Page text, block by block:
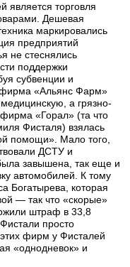
торговля
Дешевая
маркировались
предприятий
не стеснялись
поддержки
субвенции и
фирма «Альянс Фарм»
а грязно-
«Горал» (та что
Фисталя) взялась
помощи». Мало того,
ДСТУ и
завышена, так еще и
автомобилей. К тому
Богатырева, которая
— так что «скорые»
штраф в 33,8
просто
фирм у Фисталей
«однодневок» и